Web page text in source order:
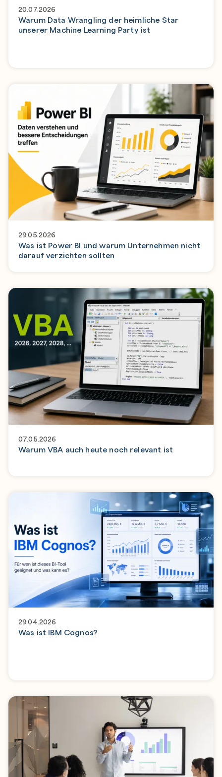
20.07.2026
Warum Data Wrangling der heimliche Star
unserer Machine Learning Party ist
29.05.2026
Was ist Power BI und warum Unternehmen nicht
darauf verzichten sollten
07.05.2026
Warum VBA auch heute noch relevant ist
29.04.2026
Was ist IBM Cognos?